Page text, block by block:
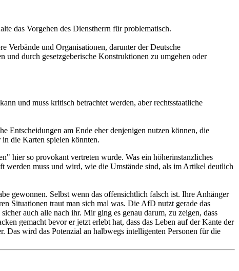
das Vorgehen des Dienstherrn für problematisch.
Verbände und Organisationen, darunter der Deutsche
und durch gesetzgeberische Konstruktionen zu umgehen oder
und muss kritisch betrachtet werden, aber rechtsstaatliche
Entscheidungen am Ende eher denjenigen nutzen können, die
die Karten spielen könnten.
hier so provokant vertreten wurde. Was ein höherinstanzliches
werden muss und wird, wie die Umstände sind, als im Artikel deutlich
gewonnen. Selbst wenn das offensichtlich falsch ist. Ihre Anhänger
Situationen traut man sich mal was. Die AfD nutzt gerade das
auch alle nach ihr. Mir ging es genau darum, zu zeigen, dass
gemacht bevor er jetzt erlebt hat, dass das Leben auf der Kante der
Das wird das Potenzial an halbwegs intelligenten Personen für die